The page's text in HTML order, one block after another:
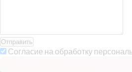
Отправить
Согласие на обработку